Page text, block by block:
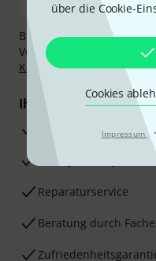
über die Cookie-
Cookies
Impressum ·
Bezahlen Sie vertraulich
Vorkasse, PayPal,
Klarna Ratenzahlung
Ihre Vorteile
3 Jahre Thomann
30 Tage Money-Back-
Reparaturservice
Beratung durch